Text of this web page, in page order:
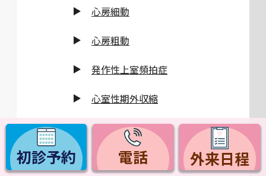
心房細動
心房粗動
発作性上室頻拍症
心室性期外収縮
心室頻拍
心室細動
初診予約 電話 外来日程